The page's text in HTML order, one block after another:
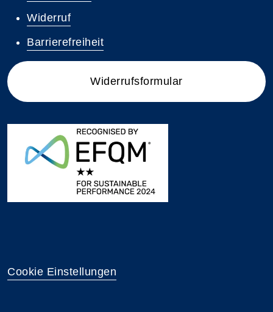
Widerruf
Barrierefreiheit
Widerrufsformular
Cookie Einstellungen